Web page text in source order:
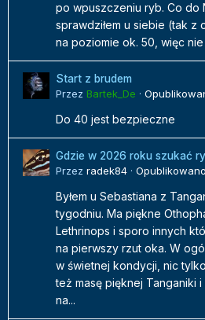
po wpuszczeniu ryb. Co do
sprawdziłem u siebie (tak z
na poziomie ok. 50, więc nie
Start z brudem
Przez Bartek_De ·
Do 40 jest bezpieczne
Gdzie w 2026 roku szukać
Przez radek84 · Opublikowano
Byłem u Sebastiana z
tygodniu. Ma piękne
Lethrinops i sporo innych
na pierwszy rzut oka. W
w świetnej kondycji, nic
też masę pięknej Tanganiki i
na...